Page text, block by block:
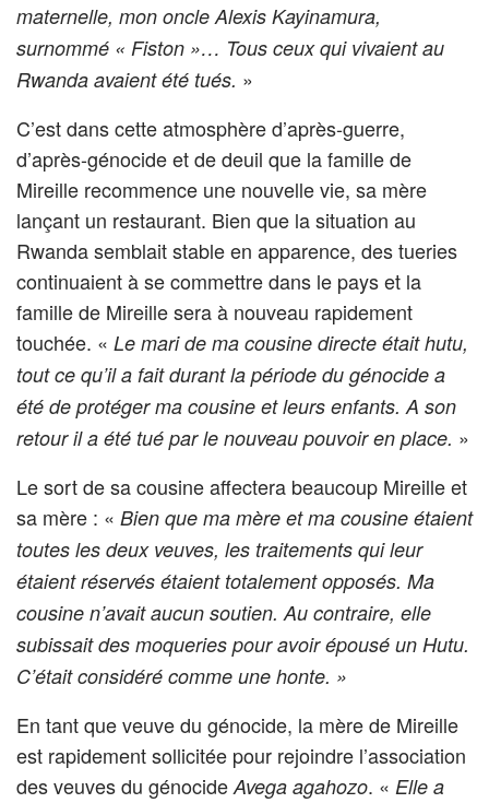
maternelle, mon oncle Alexis Kayinamura,
surnommé « Fiston »… Tous ceux qui vivaient au
Rwanda avaient été tués. »
C’est dans cette atmosphère d’après-guerre,
d’après-génocide et de deuil que la famille de
Mireille recommence une nouvelle vie, sa mère
lançant un restaurant. Bien que la situation au
Rwanda semblait stable en apparence, des tueries
continuaient à se commettre dans le pays et la
famille de Mireille sera à nouveau rapidement
touchée. « Le mari de ma cousine directe était hutu,
tout ce qu’il a fait durant la période du génocide a
été de protéger ma cousine et leurs enfants. A son
retour il a été tué par le nouveau pouvoir en place. »
Le sort de sa cousine affectera beaucoup Mireille et
sa mère : « Bien que ma mère et ma cousine étaient
toutes les deux veuves, les traitements qui leur
étaient réservés étaient totalement opposés. Ma
cousine n’avait aucun soutien. Au contraire, elle
subissait des moqueries pour avoir épousé un Hutu.
C’était considéré comme une honte. »
En tant que veuve du génocide, la mère de Mireille
est rapidement sollicitée pour rejoindre l’association
des veuves du génocideAvega agahozo. « Elle a